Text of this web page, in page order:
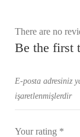
There are no
Be the first
E-posta adresiniz
işaretlenmişlerdir
Your rating *